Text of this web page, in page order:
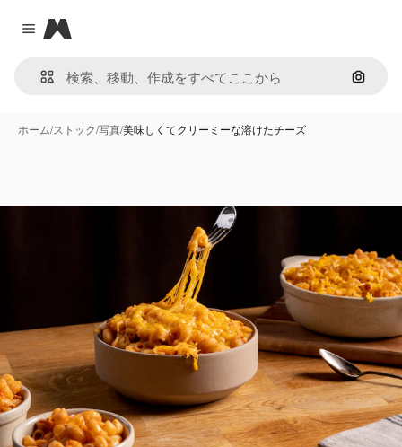
Close menu
Magnific
画像で
ホーム/ストック/写真/美味しくてクリーミーな溶けたチーズ